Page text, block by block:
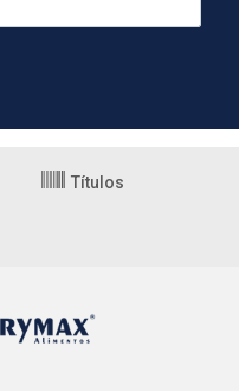
Títulos